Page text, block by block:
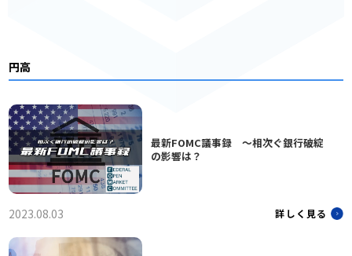
円高
最新FOMC議事録 〜相次ぐ銀行破綻
の影響は？
2023.08.03 詳しく見る